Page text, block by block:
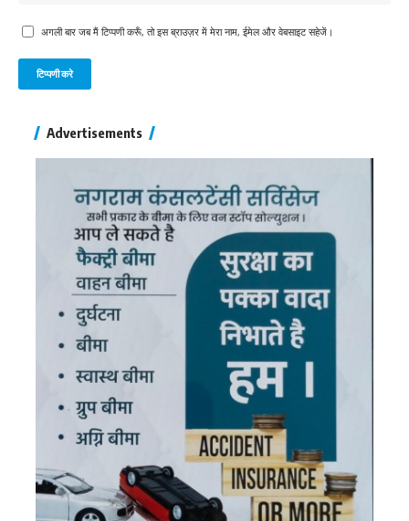
अगली बार जब मैं टिप्पणी करूँ, तो इस ब्राउज़र में मेरा नाम, ईमेल और वेबसाइट सहेजें।
Advertisements